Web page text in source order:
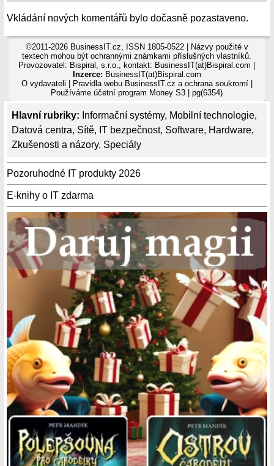
Hlavní rubriky: Informační systémy, Mobilní technologie,
Datová centra, Sítě, IT bezpečnost, Software, Hardware,
Zkušenosti a názory, Speciály
Pozoruhodné IT produkty 2026
E-knihy o IT zdarma
Vkládání nových komentářů bylo dočasně pozastaveno.
©2011-2026 BusinessIT.cz, ISSN 1805-0522 | Názvy použité v
textech mohou být ochrannými známkami příslušných vlastníků.
Provozovatel: Bispiral, s.r.o., kontakt: BusinessIT(at)Bispiral.com |
Inzerce: BusinessIT(at)Bispiral.com
O vydavateli
Pravidla webu BusinessIT.cz a ochrana soukromí|
Používámeúčetní program Money S3 | pg(6354)